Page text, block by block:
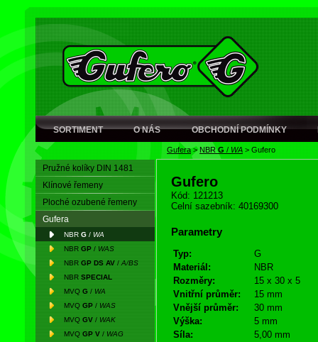
SORTIMENT O NÁS OBCHODNÍ PODMÍNKY
Gufera> NBRG / WA > Gufero
Pružné kolíky DIN 1481
Klínové řemeny
Ploché ozubené řemeny
Gufera
NBR G / WA
NBR GP / WAS
NBR GP DS AV / A/BS
NBR SPECIAL
MVQ G / WA
MVQ GP / WAS
MVQ GV / WAK
MVQ GP V / WAG
Gufero
Kód: 121213
Celní sazebník: 40169300
Parametry
Typ:
G
Materiál:
NBR
Rozměry:
15 x 30 x 5
Vnitřní průměr:
15 mm
Vnější průměr:
30 mm
Výška:
5 mm
Síla:
5,00 mm